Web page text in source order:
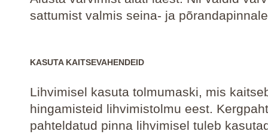
sattumist valmis seina- ja
KASUTA KAITSEVAHENDEID
Lihvimisel kasuta tolmumaski, mis
hingamisteid lihvimistolmu eest.
pahteldatud pinna lihvimisel tuleb